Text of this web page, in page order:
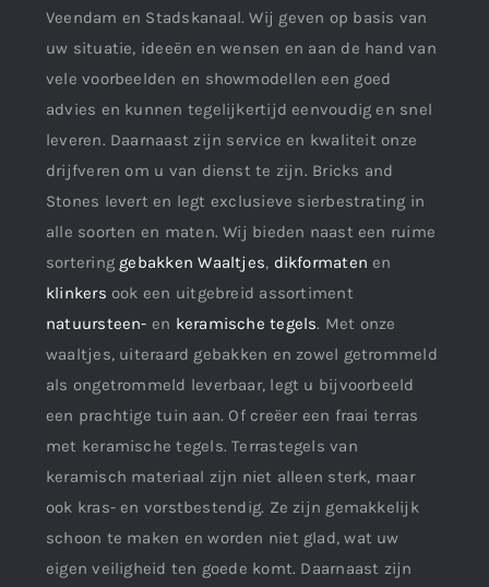
Veendam en Stadskanaal. Wij geven op basis van
uw situatie, ideeën en wensen en aan de hand van
vele voorbeelden en showmodellen een goed
advies en kunnen tegelijkertijd eenvoudig en snel
leveren. Daarnaast zijn service en kwaliteit onze
drijfveren om u van dienst te zijn. Bricks and
Stones levert en legt exclusieve sierbestrating in
alle soorten en maten. Wij bieden naast een ruime
sortering gebakken Waaltjes, dikformaten en
klinkers ook een uitgebreid assortiment
natuursteen- en keramische tegels. Met onze
waaltjes, uiteraard gebakken en zowel getrommeld
als ongetrommeld leverbaar, legt u bijvoorbeeld
een prachtige tuin aan. Of creëer een fraai terras
met keramische tegels. Terrastegels van
keramisch materiaal zijn niet alleen sterk, maar
ook kras- en vorstbestendig. Ze zijn gemakkelijk
schoon te maken en worden niet glad, wat uw
eigen veiligheid ten goede komt. Daarnaast zijn